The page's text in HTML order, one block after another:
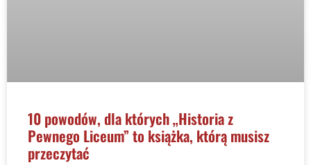
10 powodów, dla których „Historia z
Pewnego Liceum” to książka, którą musisz
przeczytać